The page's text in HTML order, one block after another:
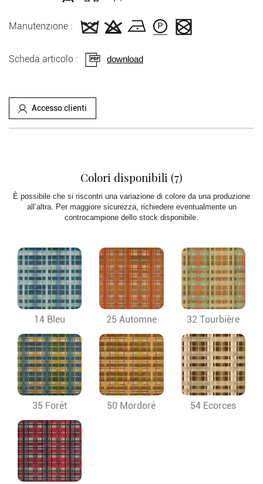
Manutenzione :
Scheda articolo : download
Accesso clienti
Colori disponibili (7)
È possibile che si riscontri una variazione di colore da una produzione
all’altra. Per maggiore sicurezza, richiedere eventualmente un
controcampione dello stock disponibile.
14 Bleu 25 Automne 32 Tourbière
35 Forêt 50 Mordoré 54 Ecorces